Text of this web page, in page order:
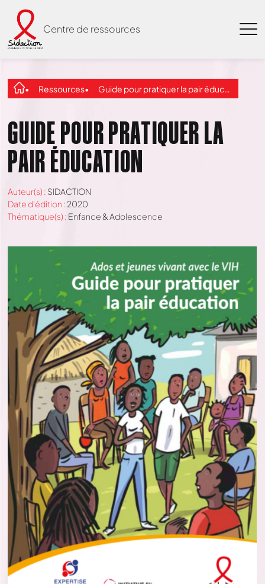
Centre de ressources
Ressources Guide pour pratiquer la pair éducation
GUIDE POUR PRATIQUER LA
PAIR ÉDUCATION
Auteur(s) : SIDACTION
Date d'édition : 2020
Thématique(s) : Enfance & Adolescence